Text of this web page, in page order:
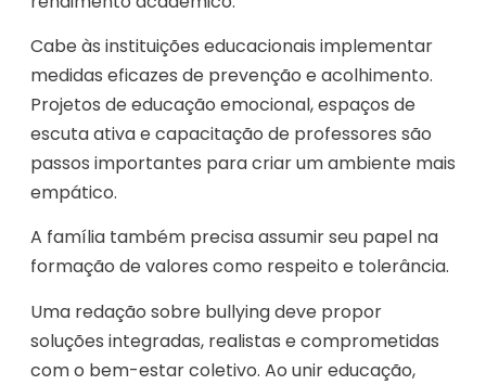
Cabe às instituições educacionais implementar
medidas eficazes de prevenção e acolhimento.
Projetos de educação emocional, espaços de
escuta ativa e capacitação de professores são
passos importantes para criar um ambiente mais
empático.
A família também precisa assumir seu papel na
formação de valores como respeito e tolerância.
Uma redação sobre bullying deve propor
soluções integradas, realistas e comprometidas
com o bem-estar coletivo. Ao unir educação,